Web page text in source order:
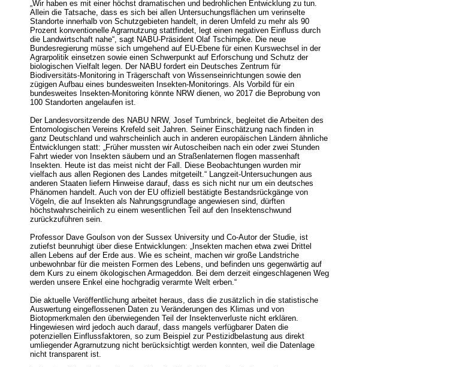
„Wir haben es mit einer höchst dramatischen und bedrohlichen Entwicklung zu tun.
Allein die Tatsache, dass es sich bei allen Untersuchungsflächen um verinselte
Standorte innerhalb von Schutzgebieten handelt, in deren Umfeld zu mehr als 90
Prozent konventionelle Agrarnutzung stattfindet, legt einen negativen Einfluss durch
die Landwirtschaft nahe“, sagt NABU-Präsident Olaf Tschimpke. Die neue
Bundesregierung müsse sich umgehend auf EU-Ebene für einen Kurswechsel in der
Agrarpolitik einsetzen sowie einen Schwerpunkt auf Erforschung und Schutz der
biologischen Vielfalt legen. Der NABU fordert ein Deutsches Zentrum für
Biodiversitäts-Monitoring in Trägerschaft von Wissenseinrichtungen sowie den
zügigen Aufbau eines bundesweiten Insekten-Monitorings. Als Vorbild für ein
bundesweites Insekten-Monitoring könnte NRW dienen, wo 2017 die Beprobung von
100 Standorten angelaufen ist.
Der Landesvorsitzende des NABU NRW, Josef Tumbrinck, begleitet die Arbeiten des
Entomologischen Vereins Krefeld seit Jahren. Seiner Einschätzung nach finden in
ganz Deutschland und wahrscheinlich auch in anderen europäischen Ländern ähnliche
Entwicklungen statt: „Früher mussten wir Autoscheiben nach ein oder zwei Stunden
Fahrt wieder von Insekten säubern und an Straßenlaternen flogen massenhaft
Insekten. Heute ist das meist nicht der Fall. Diese Beobachtungen wurden mir
vielfach aus allen Regionen des Landes mitgeteilt.“ Langzeit-Untersuchungen aus
anderen Staaten liefern Hinweise darauf, dass es sich nicht nur um ein deutsches
Phänomen handelt. Auch von der EU offiziell bestätigte Bestandsrückgänge von
Vögeln, die auf Insekten als Nahrungsgrundlage angewiesen sind, dürften
höchstwahrscheinlich zu einem wesentlichen Teil auf den Insektenschwund
zurückzuführen sein.
Professor Dave Goulson von der Sussex University und Co-Autor der Studie, ist
zutiefst beunruhigt über diese Entwicklungen: „Insekten machen etwa zwei Drittel
allen Lebens auf der Erde aus. Wie es scheint, machen wir große Landstriche
unbewohnbar für die meisten Formen des Lebens, und befinden uns gegenwärtig auf
dem Kurs zu einem ökologischen Armageddon. Bei dem derzeit eingeschlagenen Weg
werden unsere Enkel eine hochgradig verarmte Welt erben.“
Die aktuelle Veröffentlichung arbeitet heraus, dass die zusätzlich in die statistische
Auswertung eingeflossenen Daten zu Veränderungen des Klimas und von
Biotopmerkmalen den überwiegenden Teil der Insektenverluste nicht erklären.
Hingewiesen wird jedoch auch darauf, dass mangels verfügbarer Daten die
potenziellen Einflussfaktoren, so zum Beispiel zur Pestizidbelastung aus direkt
umliegender Agrarnutzung nicht berücksichtigt werden konnten, weil die Datenlage
nicht transparent ist.